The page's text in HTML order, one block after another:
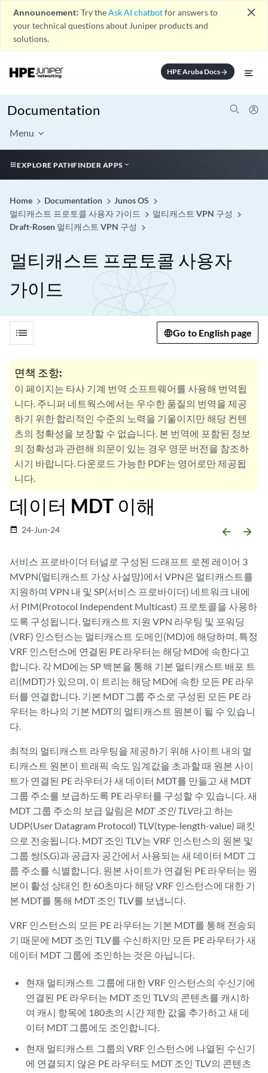
Announcement: Try theAsk AI chatbotfor answers to
your technical questions about Juniper products and
solutions.
close
HPE Aruba Docsarrow_forward
Documentation
Menu
EXPLORE PATHFINDER APPS
Home Documentation
Junos OS
멀티캐스트 프로토콜 사용자 가이드
멀티캐스트 VPN 구성
Draft-Rosen 멀티캐스트 VPN 구성
멀티캐스트 프로토콜 사용자
가이드
list Go to English page
면책 조항:
이 페이지는 타사 기계 번역 소프트웨어를 사용해 번역됩
니다. 주니퍼 네트웍스에서는 우수한 품질의 번역을 제공
하기 위한 합리적인 수준의 노력을 기울이지만 해당 컨텐
츠의 정확성을 보장할 수 없습니다. 본 번역에 포함된 정보
의 정확성과 관련해 의문이 있는 경우 영문 버전을 참조하
시기 바랍니다. 다운로드 가능한 PDF는 영어로만 제공됩
니다.
데이터 MDT 이해
date_range 24-Jun-24 arrow_backward arrow_forward
서비스 프로바이더 터널로 구성된 드래프트 로젠 레이어 3
MVPN(멀티캐스트 가상 사설망)에서 VPN은 멀티캐스트를
지원하며 VPN 내 및 SP(서비스 프로바이더) 네트워크 내에
서 PIM(Protocol Independent Multicast) 프로토콜을 사용하
도록 구성됩니다. 멀티캐스트 지원 VPN 라우팅 및 포워딩
(VRF) 인스턴스는 멀티캐스트 도메인(MD)에 해당하며, 특정
VRF 인스턴스에 연결된 PE 라우터는 해당 MD에 속한다고
합니다. 각 MD에는 SP 백본을 통해 기본 멀티캐스트 배포 트
리(MDT)가 있으며, 이 트리는 해당 MD에 속한 모든 PE 라우
터를 연결합니다. 기본 MDT 그룹 주소로 구성된 모든 PE 라
우터는 하나의 기본 MDT의 멀티캐스트 원본이 될 수 있습니
다.
최적의 멀티캐스트 라우팅을 제공하기 위해 사이트 내의 멀
티캐스트 원본이 트래픽 속도 임계값을 초과할 때 원본 사이
트가 연결된 PE 라우터가 새 데이터 MDT를 만들고 새 MDT
그룹 주소를 보급하도록 PE 라우터를 구성할 수 있습니다. 새
MDT 그룹 주소의 보급 알림은 MDT 조인 TLV라고 하는
UDP(User Datagram Protocol) TLV(type-length-value) 패킷
으로 전송됩니다. MDT 조인 TLV는 VRF 인스턴스의 원본 및
그룹 쌍(S,G)과 공급자 공간에서 사용되는 새 데이터 MDT 그
룹 주소를 식별합니다. 원본 사이트가 연결된 PE 라우터는 원
본이 활성 상태인 한 60초마다 해당 VRF 인스턴스에 대한 기
본 MDT를 통해 MDT 조인 TLV를 보냅니다.
VRF 인스턴스의 모든 PE 라우터는 기본 MDT를 통해 전송되
기 때문에 MDT 조인 TLV를 수신하지만 모든 PE 라우터가 새
데이터 MDT 그룹에 조인하는 것은 아닙니다.
현재 멀티캐스트 그룹에 대한 VRF 인스턴스의 수신기에
연결된 PE 라우터는 MDT 조인 TLV의 콘텐츠를 캐시하
여 캐시 항목에 180초의 시간 제한 값을 추가하고 새 데
이터 MDT 그룹에도 조인합니다.
현재 멀티캐스트 그룹의 VRF 인스턴스에 나열된 수신기
에 연결되지 않은 PE 라우터도 MDT 조인 TLV의 콘텐츠